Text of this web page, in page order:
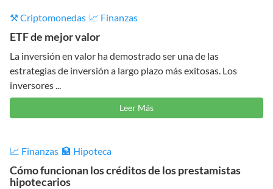
⚒️ Criptomonedas 📈 Finanzas
ETF de mejor valor
La inversión en valor ha demostrado ser una de las
estrategias de inversión a largo plazo más exitosas. Los
inversores ...
Leer Más
📈 Finanzas 🏦 Hipoteca
Cómo funcionan los créditos de los prestamistas
hipotecarios